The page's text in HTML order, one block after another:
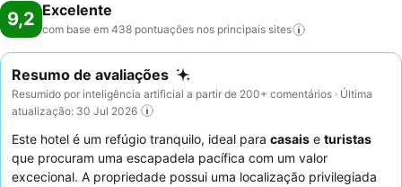
9,2 Excelente
com base em 438 pontuações nos principais sites
Resumo de avaliações
Resumido por inteligência artificial a partir de 200+ comentários · Última
atualização: 30 Jul 2026
Este hotel é um refúgio tranquilo, ideal para casais e turistas
que procuram uma escapadela pacífica com um valor
excecional. A propriedade possui uma localização privilegiada